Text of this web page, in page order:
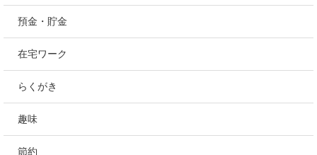
預金・貯金
在宅ワーク
らくがき
趣味
節約